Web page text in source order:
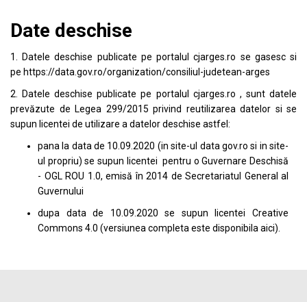
Date deschise
1. Datele deschise publicate pe portalulcjarges.ro se gasesc si
pe https://data.gov.ro/organization/consiliul-judetean-arges
2. Datele deschise publicate pe portalul cjarges.ro , sunt datele
prevăzute de Legea 299/2015 privind reutilizarea datelor si se
supun licentei de utilizare a datelor deschise astfel:
pana la data de 10.09.2020 (in site-ul data gov.ro si in site-
ul propriu) se supun licentei pentru o Guvernare Deschisă
- OGL ROU 1.0, emisă în 2014 de Secretariatul General al
Guvernului
dupa data de 10.09.2020 se supun licentei Creative
Commons 4.0 (versiunea completa este disponibila aici).